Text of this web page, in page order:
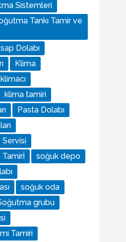
Sistemleri
Tankı Tamir ve
Dolabı
Klima
klimacı
klima tamiri
Pasta Dolabı
Servisi
soğuk depo
soğuk oda
grubu
Tamiri